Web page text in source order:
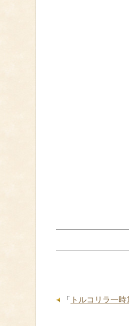
「 トルコリラ一